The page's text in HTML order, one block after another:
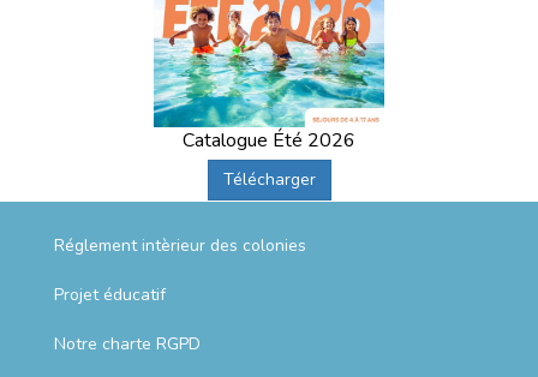
Catalogue Été 2026
Télécharger
Réglement intèrieur des colonies
Projet éducatif
Notre charte RGPD